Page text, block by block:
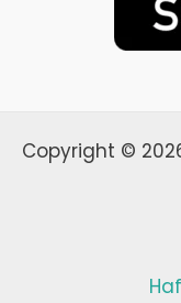
Copyright ©